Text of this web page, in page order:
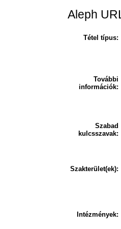
Aleph
Tétel típus:
További
információk:
Szabad
kulcsszavak:
Szakterület(ek):
Intézmények: